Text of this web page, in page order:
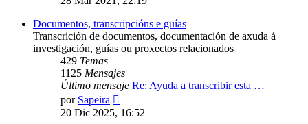
Documentos, transcripcións e guías
Transcrición de documentos, documentación de axuda á
investigación, guías ou proxectos relacionados
429 Temas
1125 Mensajes
Último mensaje Re: Ayuda a transcribir esta …
por Sapeira
último
20 Dic 2025, 16:52